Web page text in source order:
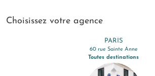
Choisissez votre agence
PARIS
60 rue Sainte Anne
Toutes destinations